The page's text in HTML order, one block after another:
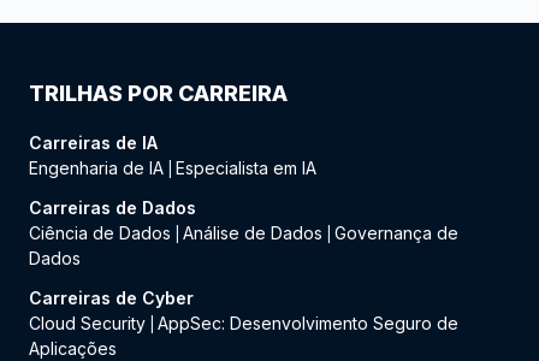
TRILHAS POR CARREIRA
Carreiras de IA
Engenharia de IA Especialista em IA
Carreiras de Dados
Ciência de Dados
Análise de Dados
Governança de
Dados
Carreiras de Cyber
Cloud Security AppSec: Desenvolvimento Seguro de
Aplicações